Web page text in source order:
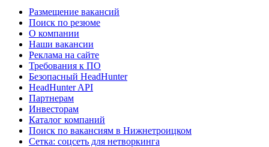
Размещение вакансий
Поиск по резюме
О компании
Наши вакансии
Реклама на сайте
Требования к ПО
Безопасный HeadHunter
HeadHunter API
Партнерам
Инвесторам
Каталог компаний
Поиск по вакансиям в Нижнетроицком
Сетка: соцсеть для нетворкинга